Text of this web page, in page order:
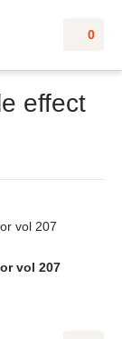
0
effect
vol 207